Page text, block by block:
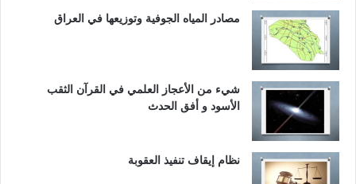
مصادر المياه الجوفية وتوزيعها في العراق
شيء من الأعجاز العلمي في القرآن الثقب
الأسود و أفق الحدث
نظام إيقاف تنفيذ العقوبة